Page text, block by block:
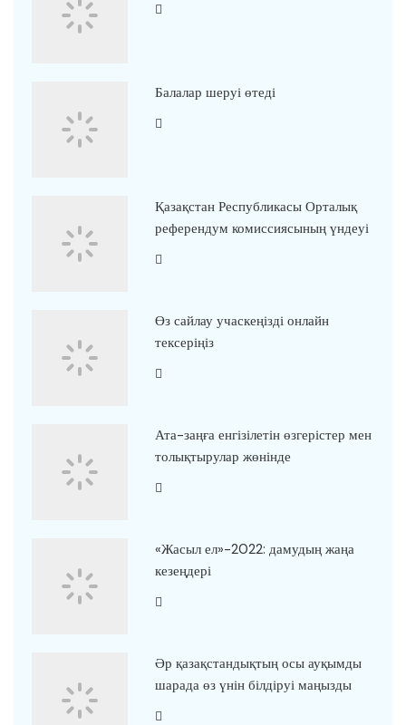
Балалар шеруі өтеді
Қазақстан Республикасы Орталық
референдум комиссиясының үндеуі
Өз сайлау учаскеңізді онлайн
тексеріңіз
Ата-заңға енгізілетін өзгерістер мен
толықтырулар жөнінде
«Жасыл ел»-2022: дамудың жаңа
кезеңдері
Әр қазақстандықтың осы ауқымды
шарада өз үнін білдіруі маңызды